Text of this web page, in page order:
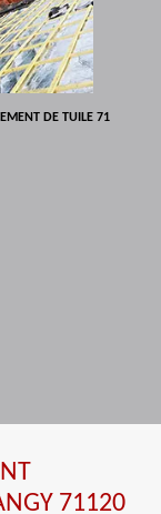
DE TUILE 71
71120